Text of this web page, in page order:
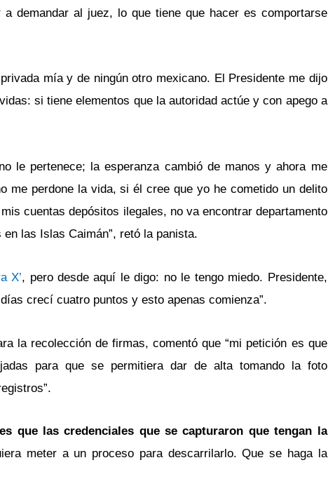
demandar al juez, lo que tiene que hacer es comportarse
mía y de ningún otro mexicano. El Presidente me dijo
si tiene elementos que la autoridad actúe y con apego a
le pertenece; la esperanza cambió de manos y ahora me
me perdone la vida, si él cree que yo he cometido un delito
cuentas depósitos ilegales, no va encontrar departamento
las Islas Caimán”, retó la panista.
X’, pero desde aquí le digo: no le tengo miedo. Presidente,
crecí cuatro puntos y esto apenas comienza”.
la recolección de firmas, comentó que “mi petición es que
para que se permitiera dar de alta tomando la foto
que las credenciales que se capturaron que tengan la
meter a un proceso para descarrilarlo. Que se haga la